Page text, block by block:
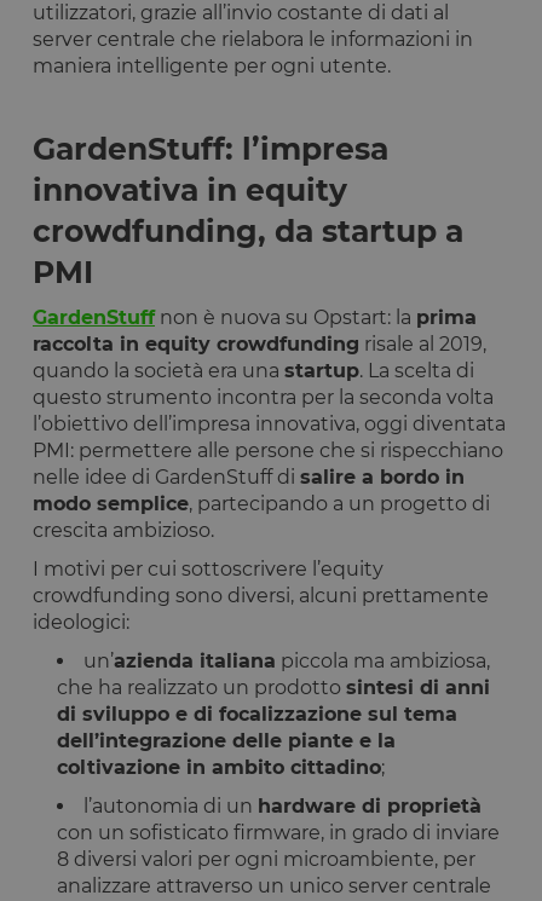
utilizzatori, grazie all’invio costante di dati al
server centrale che rielabora le informazioni in
maniera intelligente per ogni utente.
GardenStuff: l’impresa
innovativa in equity
crowdfunding, da startup a
PMI
GardenStuffnon è nuova su Opstart: la prima
raccolta in equity crowdfunding risale al 2019,
quando la società era una startup. La scelta di
questo strumento incontra per la seconda volta
l’obiettivo dell’impresa innovativa, oggi diventata
PMI: permettere alle persone che si rispecchiano
nelle idee di GardenStuff di salire a bordo in
modo semplice, partecipando a un progetto di
crescita ambizioso.
I motivi per cui sottoscrivere l’equity
crowdfunding sono diversi, alcuni prettamente
ideologici:
un’azienda italiana piccola ma ambiziosa,
che ha realizzato un prodotto sintesi di anni
di sviluppo e di focalizzazione sul tema
dell’integrazione delle piante e la
coltivazione in ambito cittadino;
l’autonomia di un hardware di proprietà
con un sofisticato firmware, in grado di inviare
8 diversi valori per ogni microambiente, per
analizzare attraverso un unico server centrale